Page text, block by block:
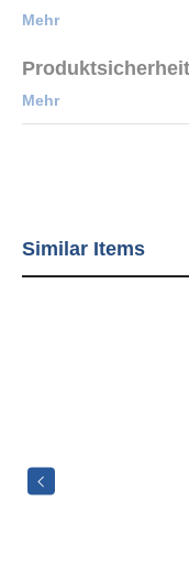
Mehr
Mehr
Similar Items